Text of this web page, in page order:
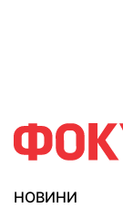
НОВИНИ